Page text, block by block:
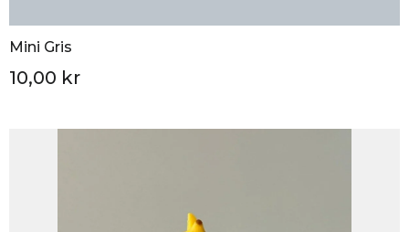
Mini Gris
10,00 kr